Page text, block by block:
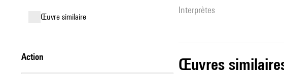
œuvre similaire
action
interprètes
œuvres